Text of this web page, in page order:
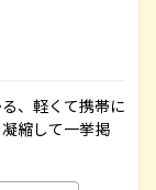
、軽くて携帯に
縮して一挙掲